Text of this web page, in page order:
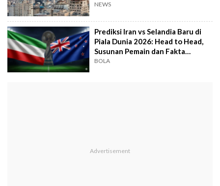
NEWS
Prediksi Iran vs Selandia Baru di
Piala Dunia 2026: Head to Head,
Susunan Pemain dan Fakta
Menarik
BOLA